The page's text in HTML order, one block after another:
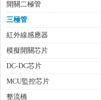
開關二極管
三極管
紅外線感應器
模擬開關芯片
DC-DC芯片
MCU監控芯片
整流橋